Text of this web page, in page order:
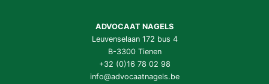
ADVOCAAT NAGELS
Leuvenselaan 172 bus 4
B-3300 Tienen
+32 (0)16 78 02 98
info@advocaatnagels.be